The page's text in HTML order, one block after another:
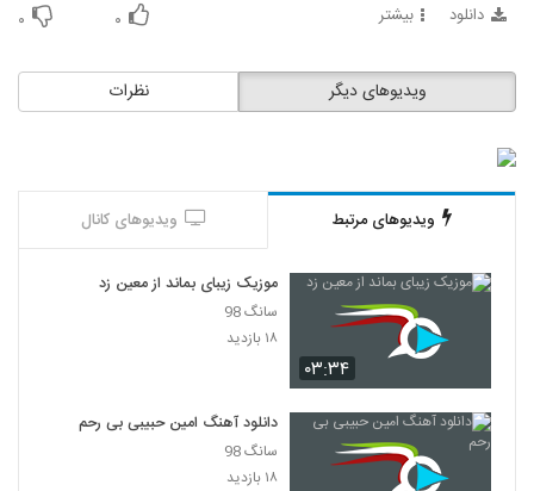
2127
2128
تی ام بکس آهنگ رسممونه
۹۶۴ بازدید
موزیک زیبای فقط واسه من از خشایار اس آر
۳۵۴ بازدید
دانلود بیشتر ۰ ۰
نظرات ویدیوهای دیگر
ویدیوهای مرتبط ویدیوهای کانال
۰۳:۳۴
موزیک زیبای بماند از معین زد
سانگ 98
۱۸ بازدید
دانلود آهنگ امین حبیبی بی رحم
سانگ 98
۱۸ بازدید